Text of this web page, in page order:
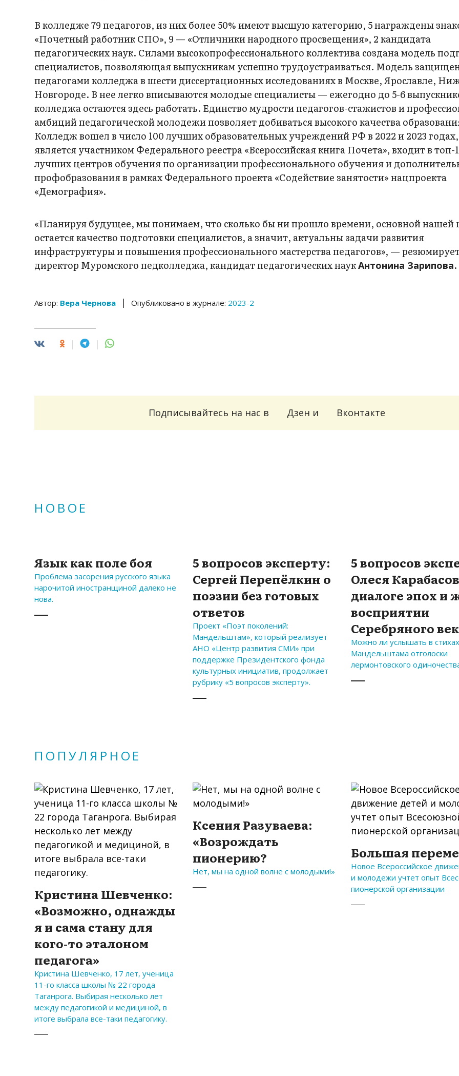
В колледже 79 педагогов, из них более 50% имеют высшую категорию, 5 награждены
«Почетный работник СПО», 9 — «Отличники народного просвещения», 2 кандидата
педагогических наук. Силами высокопрофессионального коллектива создана модель
специалистов, позволяющая выпускникам успешно трудоустраиваться. Модель
педагогами колледжа в шести диссертационных исследованиях в Москве, Ярославле,
Новгороде. В нее легко вписываются молодые специалисты — ежегодно до 5-6
колледжа остаются здесь работать. Единство мудрости педагогов-стажистов и
амбиций педагогической молодежи позволяет добиваться высокого качества
Колледж вошел в число 100 лучших образовательных учреждений РФ в 2022 и 2023 годах,
является участником Федерального реестра «Всероссийская книга Почета», входит в топ-
лучших центров обучения по организации профессионального обучения и
профобразования в рамках Федерального проекта «Содействие занятости» нацпроекта
«Демография».
«Планируя будущее, мы понимаем, что сколько бы ни прошло времени, основной нашей
остается качество подготовки специалистов, а значит, актуальны задачи развития
инфраструктуры и повышения профессионального мастерства педагогов», —
директор Муромского педколледжа, кандидат педагогических наукАнтонина Зарипова.
Автор: Вера Чернова |Опубликовано в журнале: 2023-2
Подписывайтесь на нас в Дзен и Вконтакте
НОВОЕ
Язык как поле боя
Проблема засорения русского языка
нарочитой иностранщиной далеко не
нова.
5 вопросов эксперту:
Сергей Перепёлкин о
поэзии без готовых
ответов
Проект «Поэт поколений:
Мандельштам», который реализует
АНО «Центр развития СМИ» при
поддержке Президентского фонда
культурных инициатив, продолжает
рубрику «5 вопросов эксперту».
5 вопросов
Олеся
диалоге эпох и
восприятии
Серебряного
Можно ли услышать в стихах
Мандельштама отголоски
лермонтовского
ПОПУЛЯРНОЕ
Кристина Шевченко:
«Возможно, однажды
я и сама стану для
кого-то эталоном
педагога»
Кристина Шевченко, 17 лет, ученица
11-го класса школы № 22 города
Таганрога. Выбирая несколько лет
между педагогикой и медициной, в
итоге выбрала все-таки педагогику.
Ксения Разуваева:
«Возрождать
пионерию?
Нет, мы на одной волне с молодыми!»
Большая
Новое Всероссийское
и молодежи учтет опыт
пионерской организации